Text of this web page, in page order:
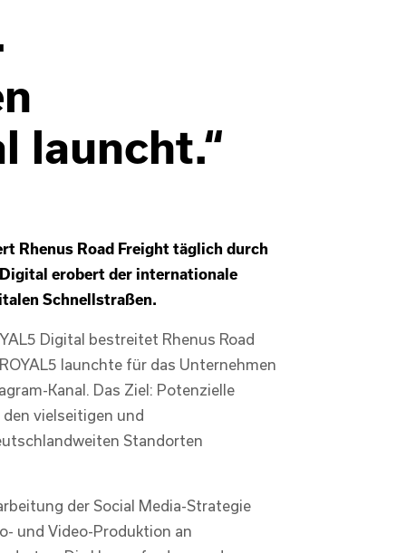
launcht.“
Rhenus Road Freight täglich durch
erobert der internationale
Schnellstraßen.
Digital bestreitet Rhenus Road
launchte für das Unternehmen
Kanal. Das Ziel: Potenzielle
vielseitigen und
Standorten
der Social Media-Strategie
und Video-Produktion an